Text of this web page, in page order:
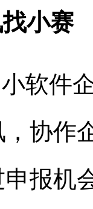
小赛
软件
协作
报机